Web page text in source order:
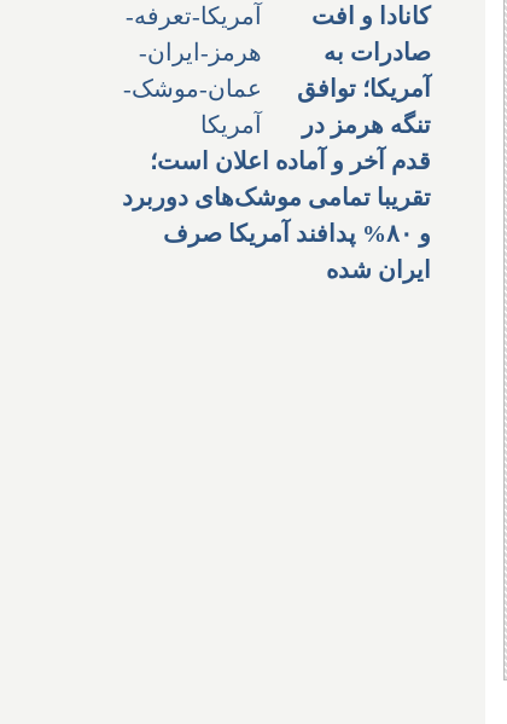
کانادا و افت
صادرات به
آمریکا؛ توافق
تنگه هرمز در
قدم آخر و آماده اعلان است؛
تقریبا تمامی موشک‌های دوربرد
و ۸۰% پدافند آمریکا صرف
ایران شده